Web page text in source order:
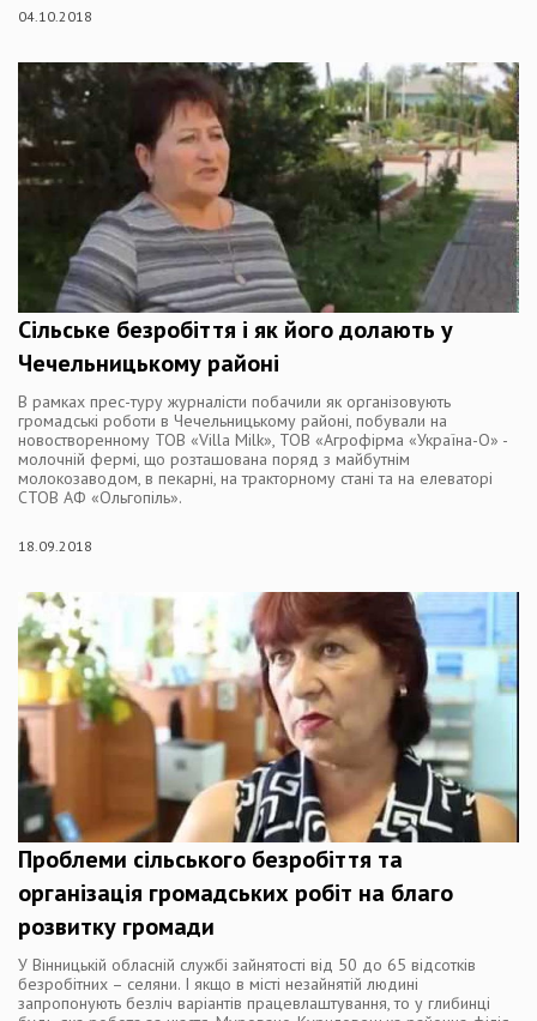
04.10.2018
Сільське безробіття і як його долають у
Чечельницькому районі
В рамках прес-туру журналісти побачили як організовують
громадські роботи в Чечельницькому районі, побували на
новостворенному ТОВ «Villa Milk», ТОВ «Агрофірма «Україна-О» -
молочній фермі, що розташована поряд з майбутнім
молокозаводом, в пекарні, на тракторному стані та на елеваторі
СТОВ АФ «Ольгопіль».
18.09.2018
Проблеми сільського безробіття та
організація громадських робіт на благо
розвитку громади
У Вінницькій обласній службі зайнятості від 50 до 65 відсотків
безробітних – селяни. І якщо в місті незайнятій людині
запропонують безліч варіантів працевлаштування, то у глибинці